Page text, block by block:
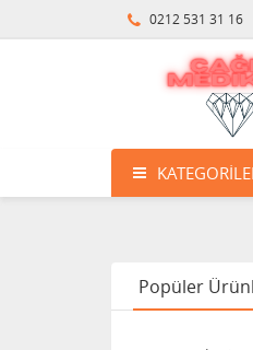
0212 531 31 16
Popüler
Klozet
Barı
Bistüri